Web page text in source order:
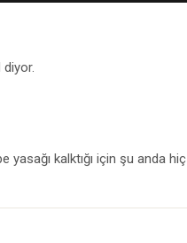
yasağı kalktığı için şu anda